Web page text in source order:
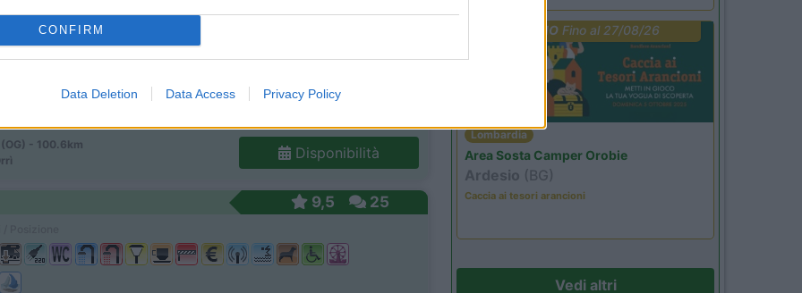
CONFIRM
Data Deletion Data Access Privacy Policy
/ Posizione
- 100.6km
Disponibilità
9,5 25
PROMOFino al 27/08/26
Lombardia
Area Sosta Camper Orobie
Ardesio (BG)
Caccia ai tesori arancioni
Vedi altri